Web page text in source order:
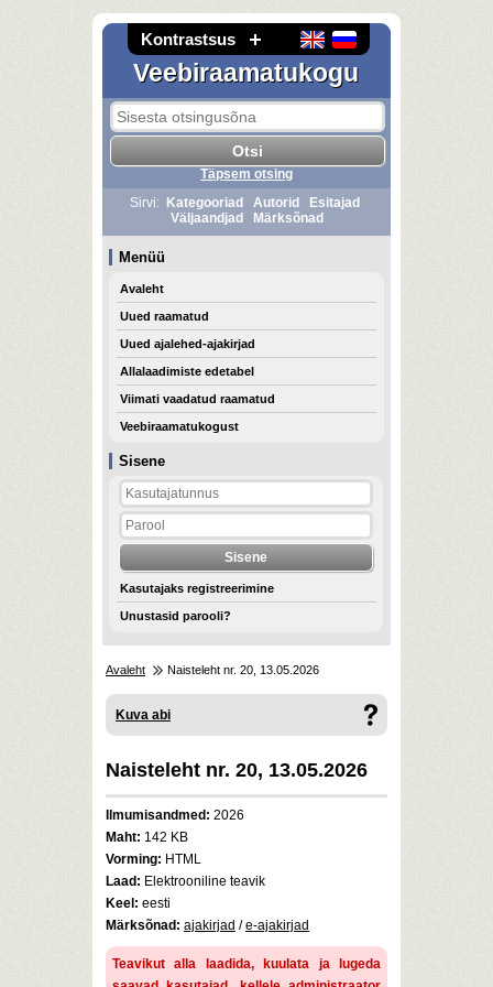
Kontrastsus
Veebiraamatukogu
Sisene
Kasutajaks registreerimine
Unustasid parooli?
Täpsem otsing
Sirvi:
Kategooriad Autorid
Esitajad
Väljaandjad
Märksõnad
Menüü
Avaleht
Uued raamatud
Uued ajalehed-ajakirjad
Allalaadimiste edetabel
Viimati vaadatud raamatud
Veebiraamatukogust
Avaleht Naisteleht nr. 20, 13.05.2026
Kuva abi
Naisteleht nr. 20, 13.05.2026
Ilmumisandmed: 2026
Maht: 142 KB
Vorming: HTML
Laad: Elektrooniline teavik
Keel: eesti
Märksõnad: ajakirjad /e-ajakirjad
Teavikut alla laadida, kuulata ja lugeda